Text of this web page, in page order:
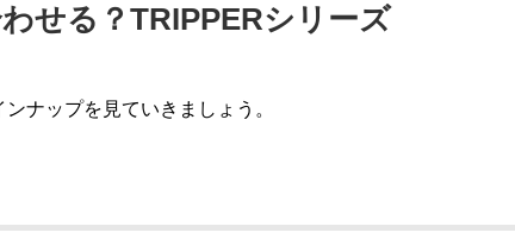
せる？TRIPPERシリーズ
ナップを見ていきましょう。